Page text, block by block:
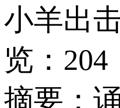
小羊出
览：204
摘要：